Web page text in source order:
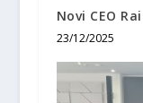
Novi CEO
23/12/2025